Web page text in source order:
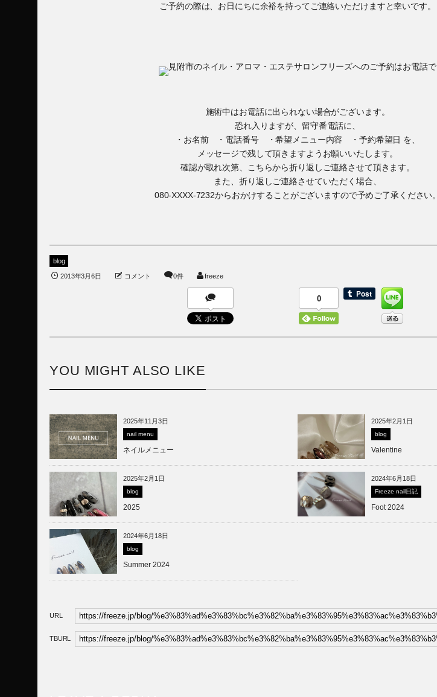
ご予約の際は、お日にちに余裕を持ってご連絡いただけますと幸いです。
施術中はお電話に出られない場合がございます。
恐れ入りますが、留守番電話に、
・お名前 ・電話番号 ・希望メニュー内容 ・予約希望日 を、
メッセージで残して頂きますようお願いいたします。
確認が取れ次第、こちらから折り返しご連絡させて頂きます。
また、折り返しご連絡させていただく場合、
080-XXXX-7232からおかけすることがございますので予めご了承ください。
blog
2013年3月6日 コメント 0件 freeze
0
YOU MIGHT ALSO LIKE
2025年11月3日
nail menu
ネイルメニュー
2025年2月1日
blog
Valentine
2025年2月1日
blog
2025
2024年6月18日
Freeze nail日記
Foot 2024
2024年6月18日
blog
Summer 2024
URL
TBURL